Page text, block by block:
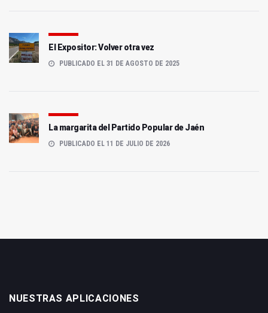
El Expositor: Volver otra vez
PUBLICADO EL 31 DE AGOSTO DE 2025
La margarita del Partido Popular de Jaén
PUBLICADO EL 11 DE JULIO DE 2026
NUESTRAS APLICACIONES